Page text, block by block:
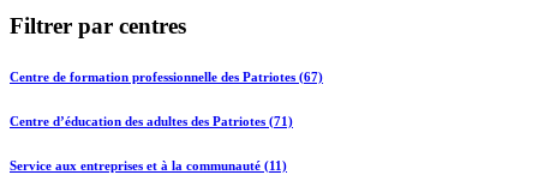
Filtrer par centres
Centre de formation professionnelle des Patriotes (67)
Centre d’éducation des adultes des Patriotes (71)
Service aux entreprises et à la communauté (11)